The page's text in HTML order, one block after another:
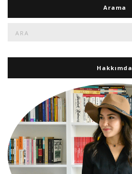
Arama
Hakkımda